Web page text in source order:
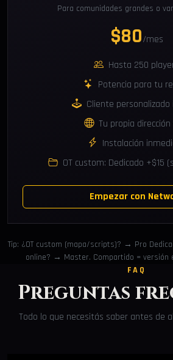
Para comunidades grandes o
$80/mes
Hasta 250
Potencia para tu
Cliente personalizado
Tu propia
Instalación
OT custom: Dedicado +$15
Empezar con
Tip: ¿OT custom (mapa/scripts)? → Pro
online? → Master. Compartido = versión
FAQ
Preguntas
Todo lo que necesitás saber antes de